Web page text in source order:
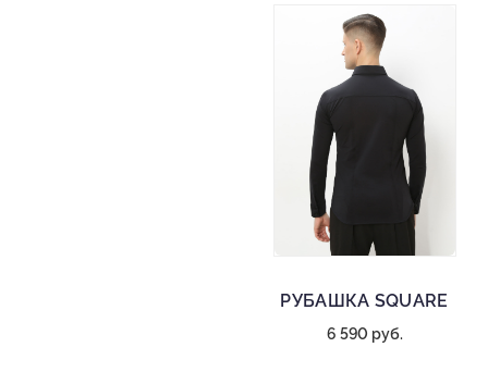
РУБАШКА SQUARE
6 590 руб.